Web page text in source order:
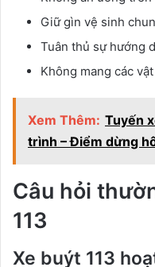
Giữ gìn vệ sinh
Tuân thủ sự hướng
Không mang các
Xem Thêm: Tuyến
trình – Điểm dừng
Câu hỏi
113
Xe buýt 113